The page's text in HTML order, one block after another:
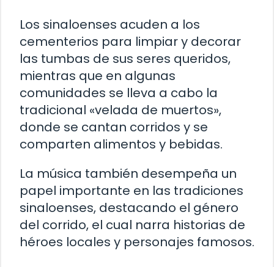
Los sinaloenses acuden a los
cementerios para limpiar y decorar
las tumbas de sus seres queridos,
mientras que en algunas
comunidades se lleva a cabo la
tradicional «velada de muertos»,
donde se cantan corridos y se
comparten alimentos y bebidas.
La música también desempeña un
papel importante en las tradiciones
sinaloenses, destacando el género
del corrido, el cual narra historias de
héroes locales y personajes famosos.